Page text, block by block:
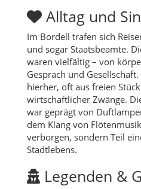
Alltag und
Im Bordell trafen sich
und sogar Staatsbeamte.
waren vielfältig – von
Gespräch und
hierher, oft aus freien
wirtschaftlicher Zwänge.
war geprägt von
dem Klang von
verborgen, sondern Teil
Stadtlebens.
Legenden &